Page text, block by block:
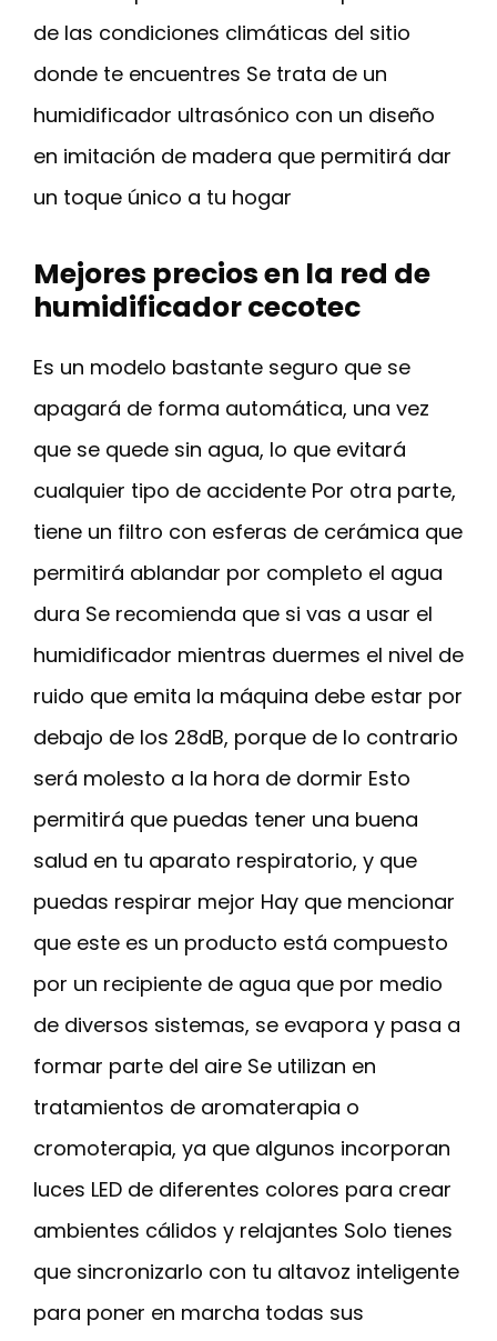
de las condiciones climáticas del sitio
donde te encuentres Se trata de un
humidificador ultrasónico con un diseño
en imitación de madera que permitirá dar
un toque único a tu hogar
Mejores precios en la red de
humidificador cecotec
Es un modelo bastante seguro que se
apagará de forma automática, una vez
que se quede sin agua, lo que evitará
cualquier tipo de accidente Por otra parte,
tiene un filtro con esferas de cerámica que
permitirá ablandar por completo el agua
dura Se recomienda que si vas a usar el
humidificador mientras duermes el nivel de
ruido que emita la máquina debe estar por
debajo de los 28dB, porque de lo contrario
será molesto a la hora de dormir Esto
permitirá que puedas tener una buena
salud en tu aparato respiratorio, y que
puedas respirar mejor Hay que mencionar
que este es un producto está compuesto
por un recipiente de agua que por medio
de diversos sistemas, se evapora y pasa a
formar parte del aire Se utilizan en
tratamientos de aromaterapia o
cromoterapia, ya que algunos incorporan
luces LED de diferentes colores para crear
ambientes cálidos y relajantes Solo tienes
que sincronizarlo con tu altavoz inteligente
para poner en marcha todas sus